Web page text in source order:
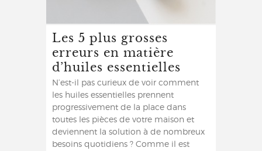
Les 5 plus grosses
erreurs en matière
d’huiles essentielles
N’est-il pas curieux de voir comment
les huiles essentielles prennent
progressivement de la place dans
toutes les pièces de votre maison et
deviennent la solution à de nombreux
besoins quotidiens ? Comme il est